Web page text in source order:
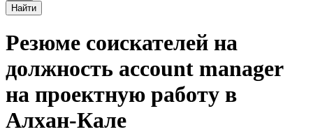
Найти
Резюме соискателей на
должность account manager
на проектную работу в
Алхан-Кале